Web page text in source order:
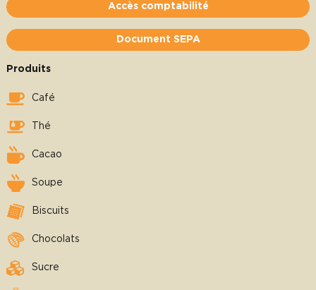
Accès comptabilité
Document SEPA
Produits
Café
Thé
Cacao
Soupe
Biscuits
Chocolats
Sucre